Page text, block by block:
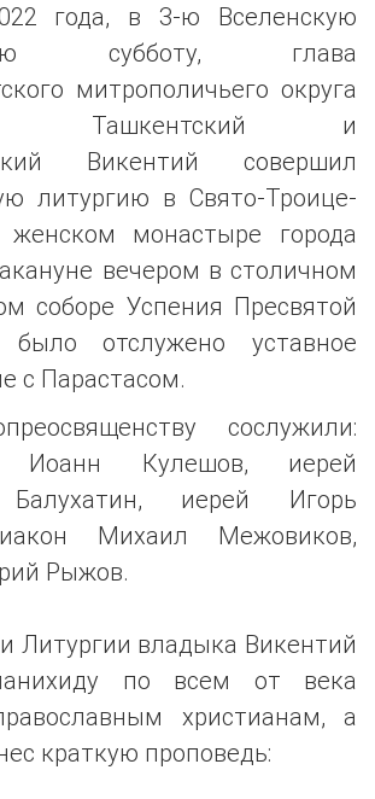
года, в 3-ю Вселенскую
субботу, глава
митрополичьего округа
Ташкентский и
Викентий совершил
литургию в Свято-Троице-
женском монастыре города
вечером в столичном
соборе Успения Пресвятой
было отслужено уставное
с Парастасом.
сослужили:
Иоанн Кулешов, иерей
Балухатин, иерей Игорь
Михаил Межовиков,
Рыжов.
Литургии владыка Викентий
по всем от века
христианам, а
краткую проповедь: